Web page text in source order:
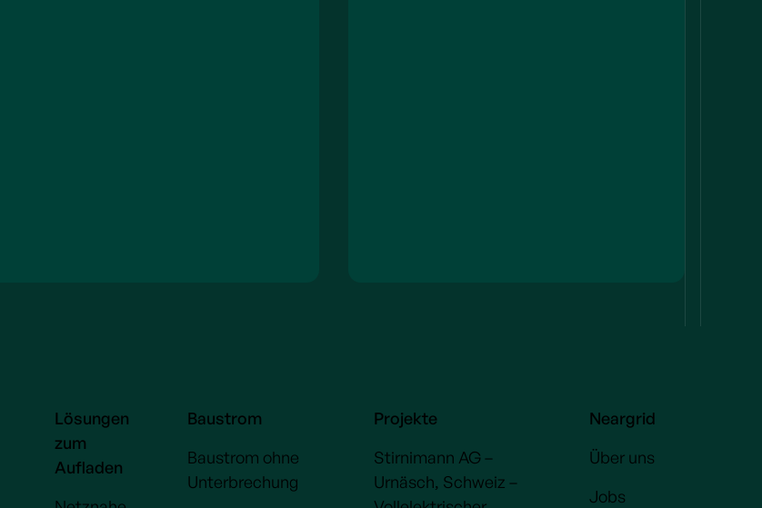
Lösungen
zum
Aufladen
Baustrom
Baustrom ohne
Unterbrechung
Projekte
Stirnimann AG –
Urnäsch, Schweiz –
Neargrid
Über uns
Jobs